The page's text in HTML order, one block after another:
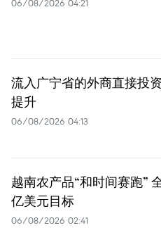
06/08/2026 04:21
流入广宁省的外商直接投
提升
06/08/2026 04:13
越南农产品“和时间赛跑”
亿美元目标
06/08/2026 02:41